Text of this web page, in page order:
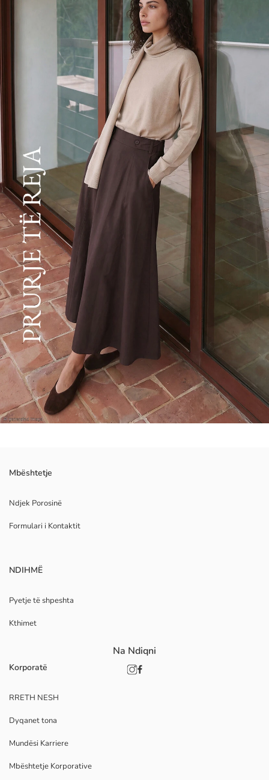
Mbështetje
Ndjek Porosinë
Formulari i Kontaktit
NDIHMË
Pyetje të shpeshta
Kthimet
Korporatë
RRETH NESH
Dyqanet tona
Mundësi Karriere
Mbështetje Korporative
Na Ndiqni